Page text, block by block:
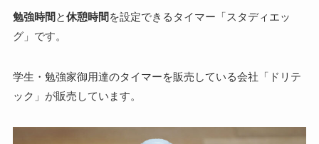
勉強時間 と休憩時間 を設定できるタイマー「スタディエッ
グ」です。
学生・勉強家御用達のタイマーを販売している会社「ドリテ
ック」が販売しています。